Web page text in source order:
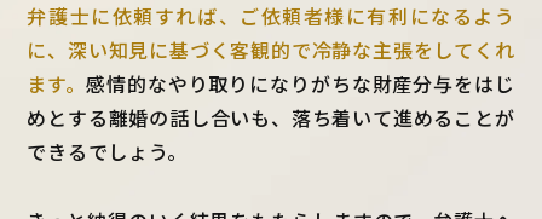
弁護士に依頼すれば、ご依頼者様に有利になるよう
に、深い知見に基づく客観的で冷静な主張をしてくれ
ます。感情的なやり取りになりがちな財産分与をはじ
めとする離婚の話し合いも、落ち着いて進めることが
できるでしょう。